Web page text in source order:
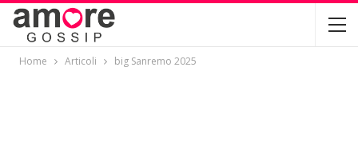
Home Articoli big Sanremo 2025